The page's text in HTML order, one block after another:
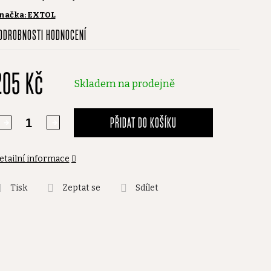
HODNOCENÍ
EXTOL
Kč Skladem na prodejně
PŘIDAT DO KOŠÍKU
informace
Tisk Zeptat se Sdílet